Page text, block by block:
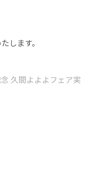
します。
久間よよよフェア実